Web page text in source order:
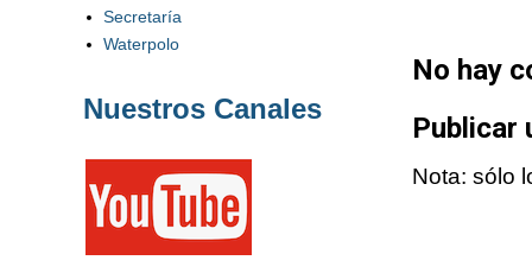
No hay
Publicar
Nota: sólo
Secretaría
Waterpolo
Nuestros Canales